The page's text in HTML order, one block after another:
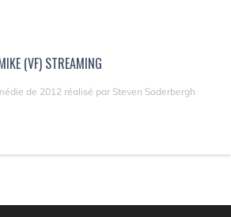
(VF) STREAMING
de 2012 réalisé par Steven Soderbergh